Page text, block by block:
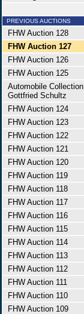
PREVIOUS AUCTIONS
FHW Auction 128
FHW Auction 127
FHW Auction 126
FHW Auction 125
Automobile Collection
Gottfried Schultz
FHW Auction 124
FHW Auction 123
FHW Auction 122
FHW Auction 121
FHW Auction 120
FHW Auction 119
FHW Auction 118
FHW Auction 117
FHW Auction 116
FHW Auction 115
FHW Auction 114
FHW Auction 113
FHW Auction 112
FHW Auction 111
FHW Auction 110
FHW Auction 109